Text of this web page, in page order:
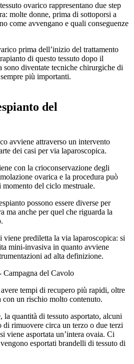
ovarico rappresentano due step
molte donne, prima di sottoporsi a
come avvengano e quali conseguenze
prima dell’inizio del trattamento
di questo tessuto dopo il
sono diventate tecniche chirurgiche di
più importanti.
del
avviene attraverso un intervento
dei casi per via laparoscopica.
con la crioconservazione degli
ovarica e la procedura può
momento del ciclo mestruale.
possono essere diverse per
ma anche per quel che riguarda la
viene prediletta la via laparoscopica: si
mini-invasiva in quanto avviene
ad alta definizione.
tempi di recupero più rapidi, oltre
con un rischio molto contenuto.
la quantità di tessuto asportato, alcuni
di rimuovere circa un terzo o due terzi
viene asportata un’intera ovaia. Ci
esportati brandelli di tessuto di